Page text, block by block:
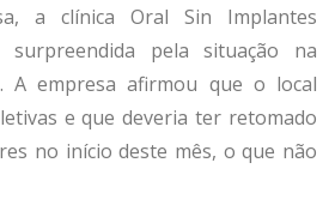
a clínica Oral Sin Implantes
surpreendida pela situação na
A empresa afirmou que o local
e que deveria ter retomado
no início deste mês, o que não